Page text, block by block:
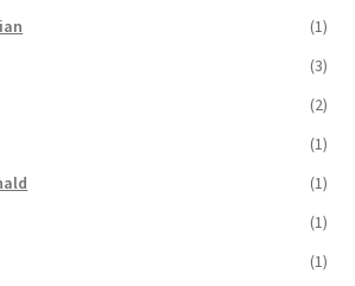
(1)
(3)
(2)
(1)
(1)
(1)
(1)